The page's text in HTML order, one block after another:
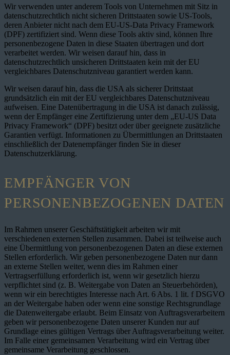
Wir verwenden unter anderem Tools von Unternehmen mit Sitz in
datenschutzrechtlich nicht sicheren Drittstaaten sowie US-Tools,
deren Anbieter nicht nach dem EU-US-Data Privacy Framework
(DPF) zertifiziert sind. Wenn diese Tools aktiv sind, können Ihre
personenbezogene Daten in diese Staaten übertragen und dort
verarbeitet werden. Wir weisen darauf hin, dass in
datenschutzrechtlich unsicheren Drittstaaten kein mit der EU
vergleichbares Datenschutzniveau garantiert werden kann.
Wir weisen darauf hin, dass die USA als sicherer Drittstaat
grundsätzlich ein mit der EU vergleichbares Datenschutzniveau
aufweisen. Eine Datenübertragung in die USA ist danach zulässig,
wenn der Empfänger eine Zertifizierung unter dem „EU-US Data
Privacy Framework“ (DPF) besitzt oder über geeignete zusätzliche
Garantien verfügt. Informationen zu Übermittlungen an Drittstaaten
einschließlich der Datenempfänger finden Sie in dieser
Datenschutzerklärung.
EMPFÄNGER VON
PERSONENBEZOGENEN DATEN
Im Rahmen unserer Geschäftstätigkeit arbeiten wir mit
verschiedenen externen Stellen zusammen. Dabei ist teilweise auch
eine Übermittlung von personenbezogenen Daten an diese externen
Stellen erforderlich. Wir geben personenbezogene Daten nur dann
an externe Stellen weiter, wenn dies im Rahmen einer
Vertragserfüllung erforderlich ist, wenn wir gesetzlich hierzu
verpflichtet sind (z. B. Weitergabe von Daten an Steuerbehörden),
wenn wir ein berechtigtes Interesse nach Art. 6 Abs. 1 lit. f DSGVO
an der Weitergabe haben oder wenn eine sonstige Rechtsgrundlage
die Datenweitergabe erlaubt. Beim Einsatz von Auftragsverarbeitern
geben wir personenbezogene Daten unserer Kunden nur auf
Grundlage eines gültigen Vertrags über Auftragsverarbeitung weiter.
Im Falle einer gemeinsamen Verarbeitung wird ein Vertrag über
gemeinsame Verarbeitung geschlossen.